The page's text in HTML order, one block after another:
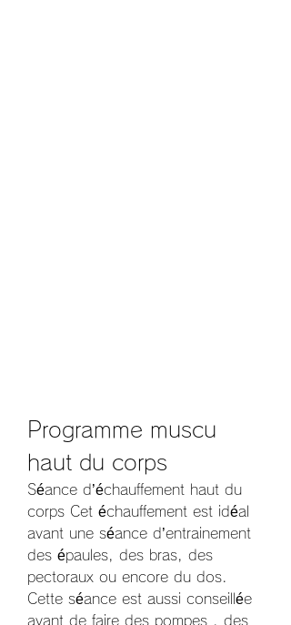
Programme muscu
haut du corps
Séance d’échauffement haut du
corps Cet échauffement est idéal
avant une séance d’entrainement
des épaules, des bras, des
pectoraux ou encore du dos.
Cette séance est aussi conseillée
avant de faire des pompes , des